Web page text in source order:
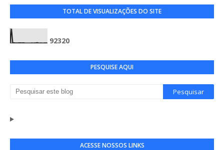
TOTAL DE VISUALIZAÇÕES DO SITE
92320
PESQUISE AQUI
ACESSE NOSSOS LINKS